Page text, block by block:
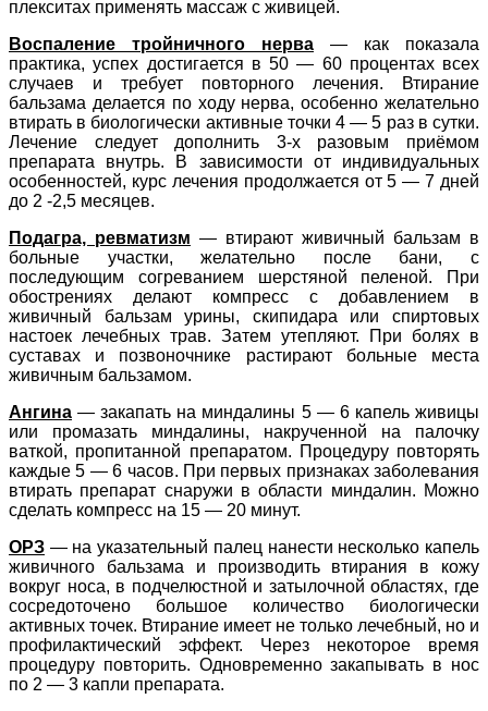
плекситах применять массаж с живицей.
Воспаление тройничного нерва
— как показала
практика, успех достигается в 50 — 60 процентах всех
случаев и требует повторного лечения. Втирание
бальзама делается по ходу нерва, особенно желательно
втирать в биологически активные точки 4 — 5 раз в сутки.
Лечение следует дополнить 3-х разовым приёмом
препарата внутрь. В зависимости от индивидуальных
особенностей, курс лечения продолжается от 5 — 7 дней
до 2 -2,5 месяцев.
Подагра, ревматизм — втирают живичный бальзам в
больные участки, желательно после бани, с
последующим согреванием шерстяной пеленой. При
обострениях делают компресс с добавлением в
живичный бальзам урины, скипидара или спиртовых
настоек лечебных трав. Затем утепляют. При болях в
суставах и позвоночнике растирают больные места
живичным бальзамом.
Ангина — закапать на миндалины 5 — 6 капель живицы
или промазать миндалины, накрученной на палочку
ваткой, пропитанной препаратом. Процедуру повторять
каждые 5 — 6 часов. При первых признаках заболевания
втирать препарат снаружи в области миндалин. Можно
сделать компресс на 15 — 20 минут.
ОРЗ — на указательный палец нанести несколько капель
живичного бальзама и производить втирания в кожу
вокруг носа, в подчелюстной и затылочной областях, где
сосредоточено большое количество биологически
активных точек. Втирание имеет не только лечебный, но и
профилактический эффект. Через некоторое время
процедуру повторить. Одновременно закапывать в нос
по 2 — 3 капли препарата.